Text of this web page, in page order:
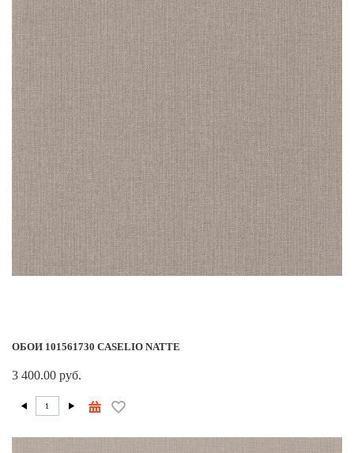
ОБОИ 101561730 CASELIO NATTE
3 400.00 руб.